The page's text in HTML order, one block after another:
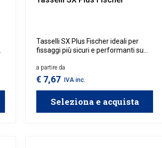
Tasselli SX Plus Fischer ideali per
fissaggi più sicuri e performanti su
muratura. La loro espansione in
quattro direzioni assicura
un’eccellente distribuzione del carico,
maggiore stabilità e resistenza alla
trazione.
a partire da
€ 7,67 IVA inc.
Seleziona e acquista